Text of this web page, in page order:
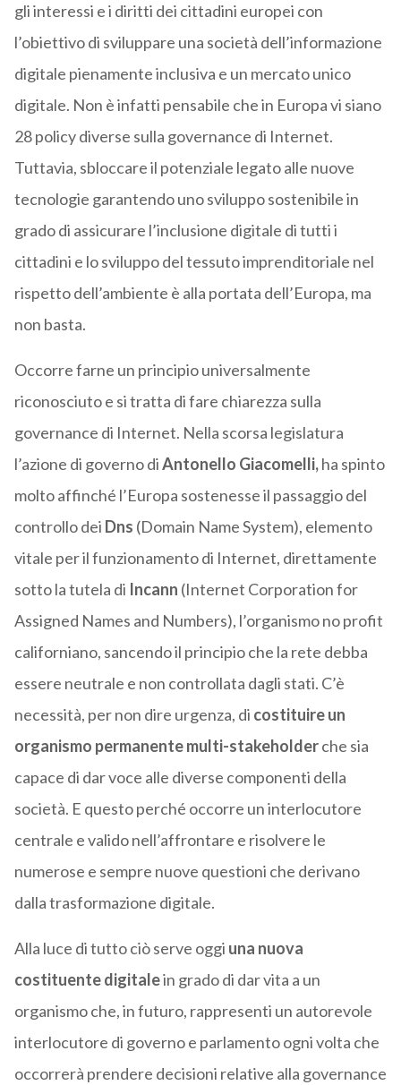
gli interessi e i diritti dei cittadini europei con
l’obiettivo di sviluppare una società dell’informazione
digitale pienamente inclusiva e un mercato unico
digitale. Non è infatti pensabile che in Europa vi siano
28 policy diverse sulla governance di Internet.
Tuttavia, sbloccare il potenziale legato alle nuove
tecnologie garantendo uno sviluppo sostenibile in
grado di assicurare l’inclusione digitale di tutti i
cittadini e lo sviluppo del tessuto imprenditoriale nel
rispetto dell’ambiente è alla portata dell’Europa, ma
non basta.
Occorre farne un principio universalmente
riconosciuto e si tratta di fare chiarezza sulla
governance di Internet. Nella scorsa legislatura
l’azione di governo diAntonello Giacomelli,ha spinto
molto affinché l’Europa sostenesse il passaggio del
controllo dei Dns (Domain Name System), elemento
vitale per il funzionamento di Internet, direttamente
sotto la tutela di Incann (Internet Corporation for
Assigned Names and Numbers), l’organismo no profit
californiano, sancendo il principio che la rete debba
essere neutrale e non controllata dagli stati. C’è
necessità, per non dire urgenza, di costituire un
organismo permanente multi-stakeholderche sia
capace di dar voce alle diverse componenti della
società. E questo perché occorre un interlocutore
centrale e valido nell’affrontare e risolvere le
numerose e sempre nuove questioni che derivano
dalla trasformazione digitale.
Alla luce di tutto ciò serve oggi una nuova
costituente digitalein grado di dar vita a un
organismo che, in futuro, rappresenti un autorevole
interlocutore di governo e parlamento ogni volta che
occorrerà prendere decisioni relative alla governance